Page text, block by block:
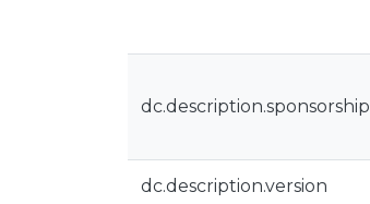
dc.description.sponsorship
dc.description.version